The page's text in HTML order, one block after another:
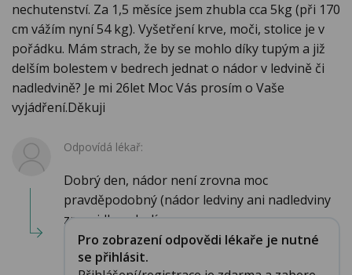
nechutenství. Za 1,5 měsíce jsem zhubla cca 5kg (při 170
cm vážím nyní 54 kg). Vyšetření krve, moči, stolice je v
pořádku. Mám strach, že by se mohlo díky tupým a již
delším bolestem v bedrech jednat o nádor v ledvině či
nadledvině? Je mi 26let Moc Vás prosím o Vaše
vyjádření.Děkuji
Odpovídá lékař:
Dobrý den, nádor není zrovna moc
pravděpodobný (nádor ledviny ani nadledviny
zpravidla nebolí...
Pro zobrazení odpovědi lékaře je nutné
se přihlásit.